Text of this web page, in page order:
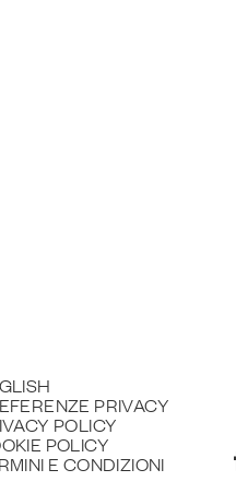
PRIVACY
POLICY
POLICY
E CONDIZIONI